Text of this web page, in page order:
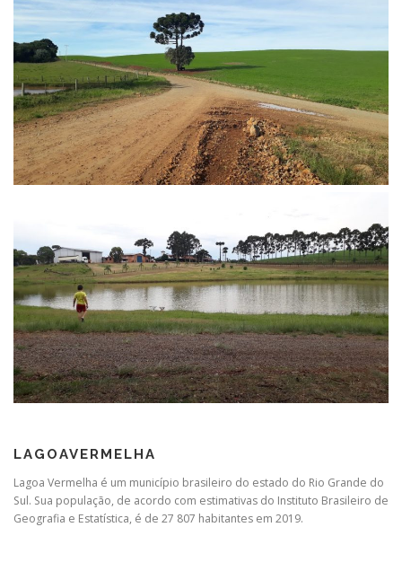
LAGOAVERMELHA
Lagoa Vermelha é um município brasileiro do estado do Rio Grande do
Sul. Sua população, de acordo com estimativas do Instituto Brasileiro de
Geografia e Estatística, é de 27 807 habitantes em 2019.